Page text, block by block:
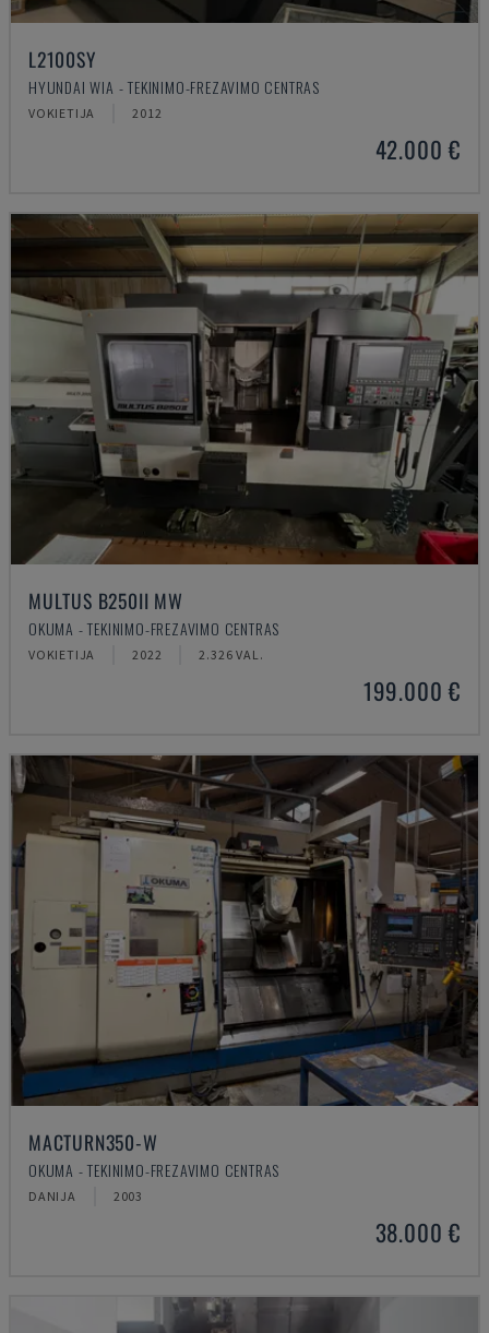
L2100SY
HYUNDAI WIA - TEKINIMO-FREZAVIMO CENTRAS
VOKIETIJA 2012
42.000 €
MULTUS B250II MW
OKUMA - TEKINIMO-FREZAVIMO CENTRAS
VOKIETIJA 2022 2.326 VAL.
199.000 €
MACTURN350-W
OKUMA - TEKINIMO-FREZAVIMO CENTRAS
DANIJA 2003
38.000 €